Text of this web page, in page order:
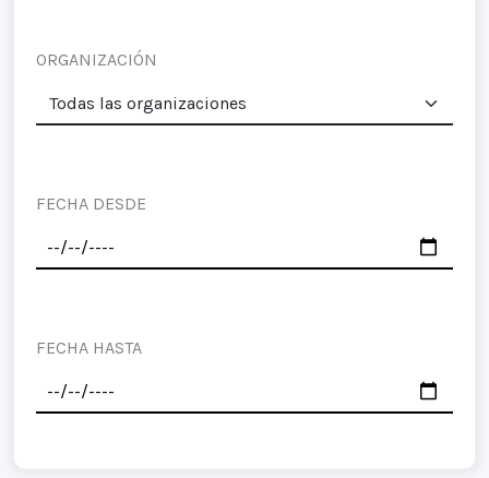
ORGANIZACIÓN
FECHA DESDE
FECHA HASTA